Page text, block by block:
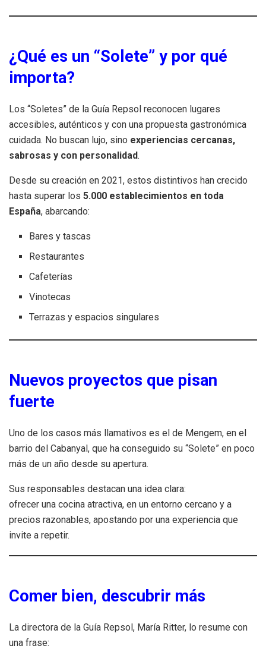
¿Qué es un “Solete” y por qué
importa?
Los “Soletes” de la Guía Repsol reconocen lugares
accesibles, auténticos y con una propuesta gastronómica
cuidada. No buscan lujo, sino experiencias cercanas,
sabrosas y con personalidad.
Desde su creación en 2021, estos distintivos han crecido
hasta superar los 5.000 establecimientos en toda
España, abarcando:
Bares y tascas
Restaurantes
Cafeterías
Vinotecas
Terrazas y espacios singulares
Nuevos proyectos que pisan
fuerte
Uno de los casos más llamativos es el de Mengem, en el
barrio del Cabanyal, que ha conseguido su “Solete” en poco
más de un año desde su apertura.
Sus responsables destacan una idea clara:
ofrecer una cocina atractiva, en un entorno cercano y a
precios razonables, apostando por una experiencia que
invite a repetir.
Comer bien, descubrir más
La directora de la Guía Repsol, María Ritter, lo resume con
una frase: